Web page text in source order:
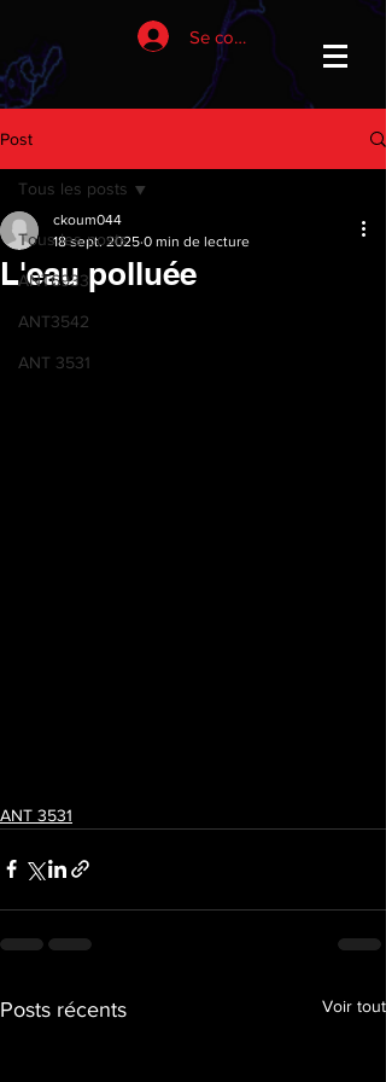
Se connecter
Post
Tous les posts
ANT6933
ANT3542
ANT 3531
Tous les posts
L'eau polluée
ckoum044
18 sept. 2025 0 min de lecture
ANT 3531
Posts récents Voir tout